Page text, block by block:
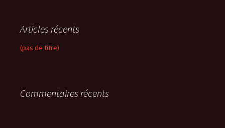
r
c
h
:
Articles récents
(pas de titre)
Commentaires récents